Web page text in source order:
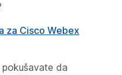
za Cisco Webex
pokušavate da